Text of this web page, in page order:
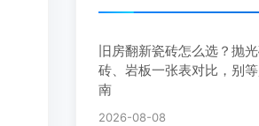
旧房翻新瓷砖怎么选？抛
砖、岩板一张表对比，别
南
2026-08-08